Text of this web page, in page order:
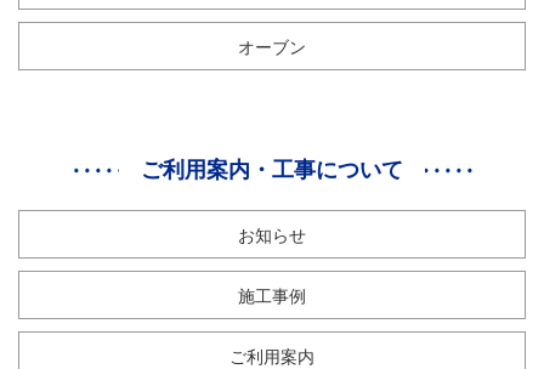
オーブン
ご利用案内・工事について
お知らせ
施工事例
ご利用案内